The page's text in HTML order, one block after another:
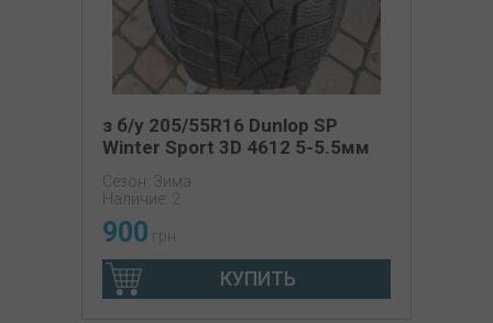
з б/у 205/55R16 Dunlop SP
Winter Sport 3D 4612 5-5.5мм
Сезон: Зима
Наличие: 2
900 грн
КУПИТЬ